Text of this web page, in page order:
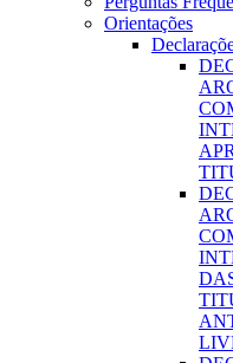
Orientações